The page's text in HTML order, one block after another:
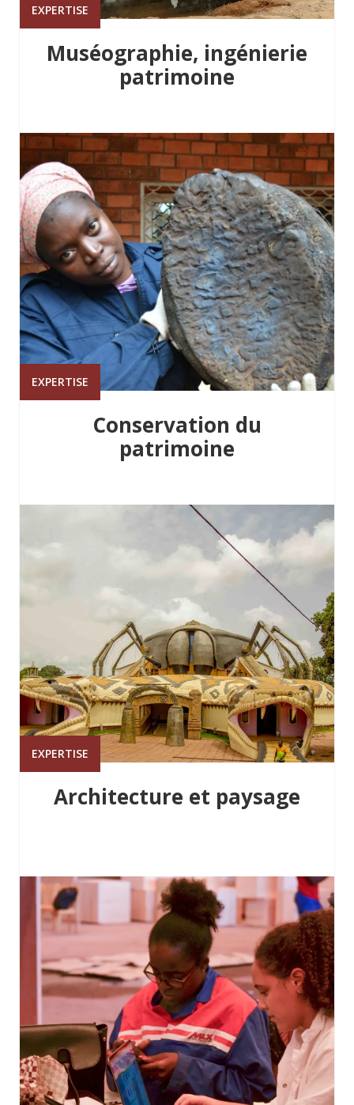
EXPERTISE
Muséographie, ingénierie
patrimoine
EXPERTISE
Conservation du
patrimoine
EXPERTISE
Architecture et paysage